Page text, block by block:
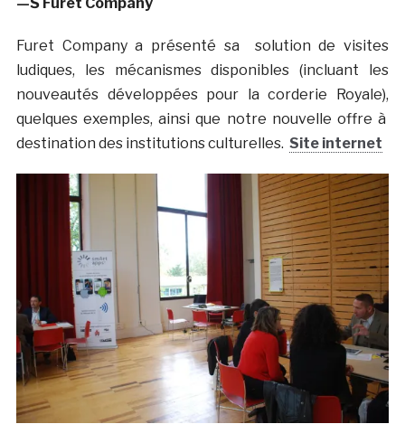
Furet Company a présenté sa solution de visites
ludiques, les mécanismes disponibles (incluant les
nouveautés développées pour la corderie Royale),
quelques exemples, ainsi que notre nouvelle offre à
destination des institutions culturelles. Site internet